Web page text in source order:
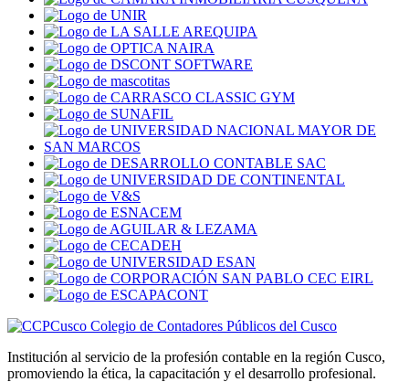
Colegio de Contadores Públicos del Cusco
Institución al servicio de la profesión contable en la región Cusco,
promoviendo la ética, la capacitación y el desarrollo profesional.